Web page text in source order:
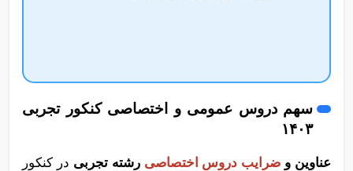
سهم دروس عمومی و اختصاصی کنکور تجربی
۱۴۰۳
عناوین و ضرایب دروس اختصاصی رشته تجربی در کنکور